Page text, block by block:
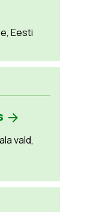
Eesti
vald,